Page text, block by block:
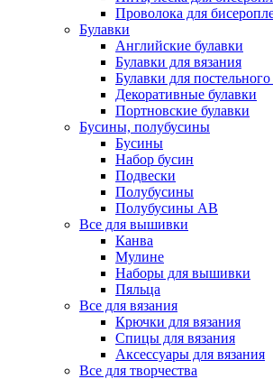
Проволока для
Булавки
Английские булавки
Булавки для вязания
Булавки для постельного
Декоративные булавки
Портновские булавки
Бусины, полубусины
Бусины
Набор бусин
Подвески
Полубусины
Полубусины AB
Все для вышивки
Канва
Мулине
Наборы для вышивки
Пяльца
Все для вязания
Крючки для вязания
Спицы для вязания
Аксессуары для вязания
Все для творчества